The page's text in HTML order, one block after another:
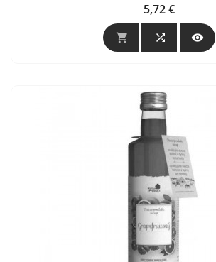
Cijena
5,72 €
  